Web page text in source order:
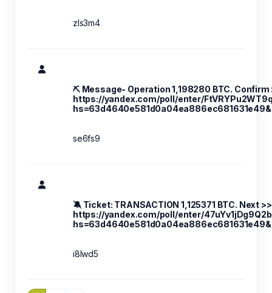
zls3m4
⛏ Message- Operation 1,198280 BTC. Confirm
https://yandex.com/poll/enter/
se6fs9
🔕 Ticket: TRANSACTION 1,125371 BTC. Next >>
https://yandex.com/poll/enter/
hs=63d4640e581d0a04ea886ec681631e49&
i8lwd5